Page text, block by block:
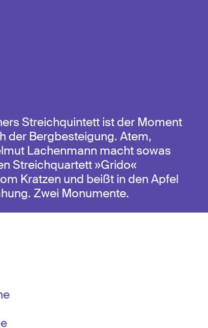
Streichquintett ist der Moment
der Bergbesteigung. Atem,
Lachenmann macht sowas
Streichquartett »Grido«
Kratzen und beißt in den Apfel
Zwei Monumente.